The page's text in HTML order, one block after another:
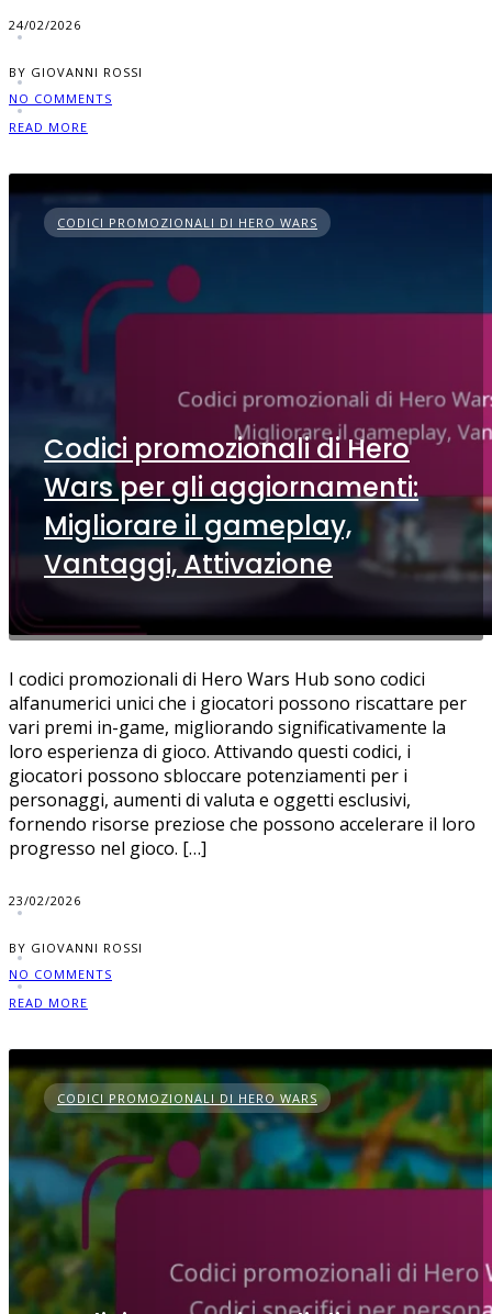
24/02/2026
BY GIOVANNI ROSSI
NO COMMENTS
READ MORE
CODICI PROMOZIONALI DI HERO WARS
Codici promozionali di Hero
Wars per gli aggiornamenti:
Migliorare il gameplay,
Vantaggi, Attivazione
I codici promozionali di Hero Wars Hub sono codici
alfanumerici unici che i giocatori possono riscattare per
vari premi in-game, migliorando significativamente la
loro esperienza di gioco. Attivando questi codici, i
giocatori possono sbloccare potenziamenti per i
personaggi, aumenti di valuta e oggetti esclusivi,
fornendo risorse preziose che possono accelerare il loro
progresso nel gioco. […]
23/02/2026
BY GIOVANNI ROSSI
NO COMMENTS
READ MORE
CODICI PROMOZIONALI DI HERO WARS